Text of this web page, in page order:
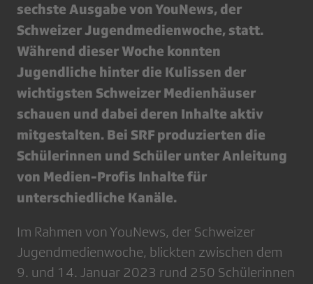
sechste Ausgabe von YouNews, der
Schweizer Jugendmedienwoche, statt.
Während dieser Woche konnten
Jugendliche hinter die Kulissen der
wichtigsten Schweizer Medienhäuser
schauen und dabei deren Inhalte aktiv
mitgestalten. Bei SRF produzierten die
Schülerinnen und Schüler unter Anleitung
von Medien-Profis Inhalte für
unterschiedliche Kanäle.
Im Rahmen von YouNews, der Schweizer
Jugendmedienwoche, blickten zwischen dem
9. und 14. Januar 2023 rund 250 Schülerinnen